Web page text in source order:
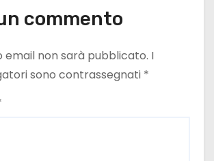
commento
email non sarà pubblicato. I
sono contrassegnati *